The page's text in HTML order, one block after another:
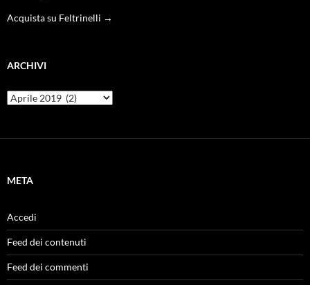
Acquista su Feltrinelli →
ARCHIVI
Archivi
META
Accedi
Feed dei contenuti
Feed dei commenti